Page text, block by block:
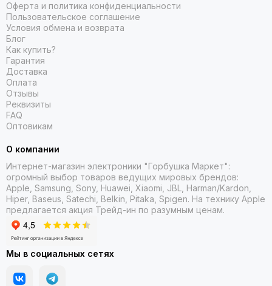
Оферта и политика конфиденциальности
Пользовательское соглашение
Условия обмена и возврата
Блог
Как купить?
Гарантия
Доставка
Оплата
Отзывы
Реквизиты
FAQ
Оптовикам
О компании
Интернет-магазин электроники "Горбушка Маркет":
огромный выбор товаров ведущих мировых брендов:
Apple, Samsung, Sony, Huawei, Xiaomi, JBL, Harman/Kardon,
Hiper, Baseus, Satechi, Belkin, Pitaka, Spigen. На технику Apple
предлагается акция Трейд-ин по разумным ценам.
Мы в социальных сетях